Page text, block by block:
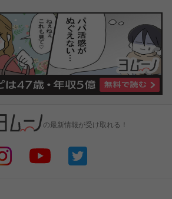
の最新情報が受け取れる！